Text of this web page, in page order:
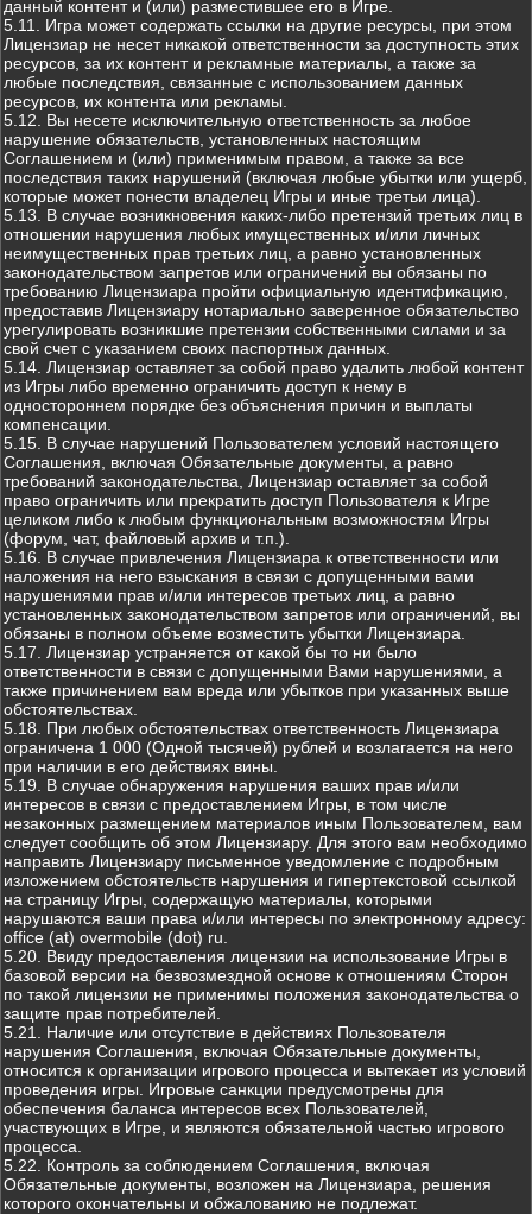
данный контент и (или) разместившее его в Игре.
5.11. Игра может содержать ссылки на другие ресурсы, при этом
Лицензиар не несет никакой ответственности за доступность этих
ресурсов, за их контент и рекламные материалы, а также за
любые последствия, связанные с использованием данных
ресурсов, их контента или рекламы.
5.12. Вы несете исключительную ответственность за любое
нарушение обязательств, установленных настоящим
Соглашением и (или) применимым правом, а также за все
последствия таких нарушений (включая любые убытки или ущерб,
которые может понести владелец Игры и иные третьи лица).
5.13. В случае возникновения каких-либо претензий третьих лиц в
отношении нарушения любых имущественных и/или личных
неимущественных прав третьих лиц, а равно установленных
законодательством запретов или ограничений вы обязаны по
требованию Лицензиара пройти официальную идентификацию,
предоставив Лицензиару нотариально заверенное обязательство
урегулировать возникшие претензии собственными силами и за
свой счет с указанием своих паспортных данных.
5.14. Лицензиар оставляет за собой право удалить любой контент
из Игры либо временно ограничить доступ к нему в
одностороннем порядке без объяснения причин и выплаты
компенсации.
5.15. В случае нарушений Пользователем условий настоящего
Соглашения, включая Обязательные документы, а равно
требований законодательства, Лицензиар оставляет за собой
право ограничить или прекратить доступ Пользователя к Игре
целиком либо к любым функциональным возможностям Игры
(форум, чат, файловый архив и т.п.).
5.16. В случае привлечения Лицензиара к ответственности или
наложения на него взыскания в связи с допущенными вами
нарушениями прав и/или интересов третьих лиц, а равно
установленных законодательством запретов или ограничений, вы
обязаны в полном объеме возместить убытки Лицензиара.
5.17. Лицензиар устраняется от какой бы то ни было
ответственности в связи с допущенными Вами нарушениями, а
также причинением вам вреда или убытков при указанных выше
обстоятельствах.
5.18. При любых обстоятельствах ответственность Лицензиара
ограничена 1 000 (Одной тысячей) рублей и возлагается на него
при наличии в его действиях вины.
5.19. В случае обнаружения нарушения ваших прав и/или
интересов в связи с предоставлением Игры, в том числе
незаконных размещением материалов иным Пользователем, вам
следует сообщить об этом Лицензиару. Для этого вам необходимо
направить Лицензиару письменное уведомление с подробным
изложением обстоятельств нарушения и гипертекстовой ссылкой
на страницу Игры, содержащую материалы, которыми
нарушаются ваши права и/или интересы по электронному адресу:
office (at) overmobile (dot) ru.
5.20. Ввиду предоставления лицензии на использование Игры в
базовой версии на безвозмездной основе к отношениям Сторон
по такой лицензии не применимы положения законодательства о
защите прав потребителей.
5.21. Наличие или отсутствие в действиях Пользователя
нарушения Соглашения, включая Обязательные документы,
относится к организации игрового процесса и вытекает из условий
проведения игры. Игровые санкции предусмотрены для
обеспечения баланса интересов всех Пользователей,
участвующих в Игре, и являются обязательной частью игрового
процесса.
5.22. Контроль за соблюдением Соглашения, включая
Обязательные документы, возложен на Лицензиара, решения
которого окончательны и обжалованию не подлежат.